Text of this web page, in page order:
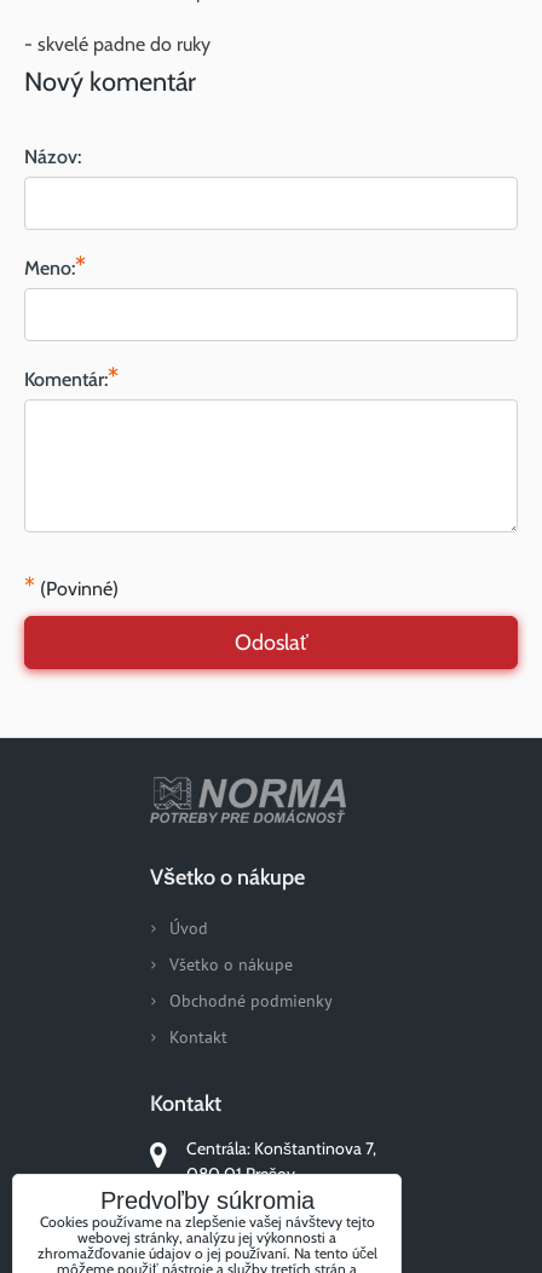
- skvelé padne do ruky
Nový komentár
Názov:
Meno:*
Komentár:*
* (Povinné)
Odoslať
Všetko o nákupe
Úvod
Všetko o nákupe
Obchodné podmienky
Kontakt
Kontakt
Centrála: Konštantinova 7,
080 01 Prešov
+421 51/77 311 96
Predvoľby súkromia
Cookies používame na zlepšenie vašej návštevy tejto
webovej stránky, analýzu jej výkonnosti a
zhromažďovanie údajov o jej používaní. Na tento účel
môžeme použiť nástroje a služby tretích strán a